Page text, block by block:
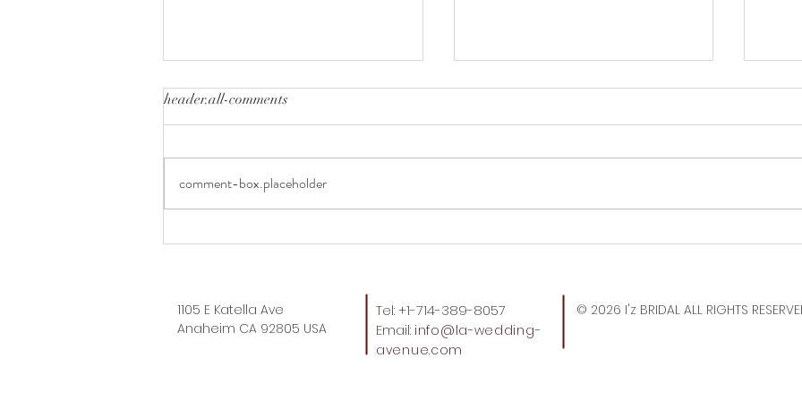
アメリカに帰ります。 I’m
header.all-comments
comment-box.placeholder
1105 E Katella Ave
Anaheim CA 92805 USA
Tel: +1-714-389-8057
Email: info@la-wedding-
avenue.com
© 2026 I'z BRIDAL ALL RIGHTS